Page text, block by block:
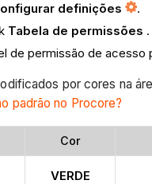
definições
.
Tabela de permissões .
de permissão de acesso
por cores na
padrão no Procore?
Cor
VERDE